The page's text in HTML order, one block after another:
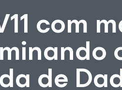
com
de